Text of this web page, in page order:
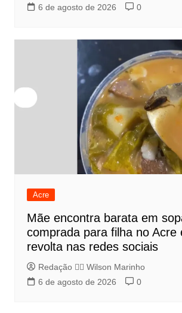
6 de agosto de 2026
0
Acre
Mãe encontra barata em
comprada para filha no Acre
revolta nas redes sociais
Redação 👨‍⚖️​ Wilson Marinho
6 de agosto de 2026
0